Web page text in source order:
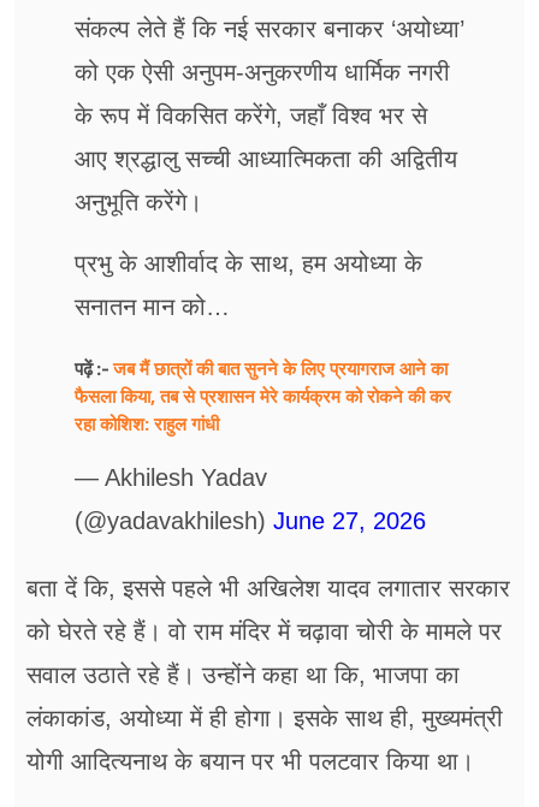
संकल्प लेते हैं कि नई सरकार बनाकर ‘अयोध्या’
को एक ऐसी अनुपम-अनुकरणीय धार्मिक नगरी
के रूप में विकसित करेंगे, जहाँ विश्व भर से
आए श्रद्धालु सच्ची आध्यात्मिकता की अद्वितीय
अनुभूति करेंगे।
प्रभु के आशीर्वाद के साथ, हम अयोध्या के
सनातन मान को…
पढ़ें :-जब मैं छात्रों की बात सुनने के लिए प्रयागराज आने का
फैसला किया, तब से प्रशासन मेरे कार्यक्रम को रोकने की कर
रहा कोशिश: राहुल गांधी
— Akhilesh Yadav
(@yadavakhilesh) June 27, 2026
बता दें कि, इससे पहले भी अखिलेश यादव लगातार सरकार
को घेरते रहे हैं। वो राम मंदिर में चढ़ावा चोरी के मामले पर
सवाल उठाते रहे हैं। उन्होंने कहा था कि, भाजपा का
लंकाकांड, अयोध्या में ही होगा। इसके साथ ही, मुख्यमंत्री
योगी आदित्यनाथ के बयान पर भी पलटवार किया था।